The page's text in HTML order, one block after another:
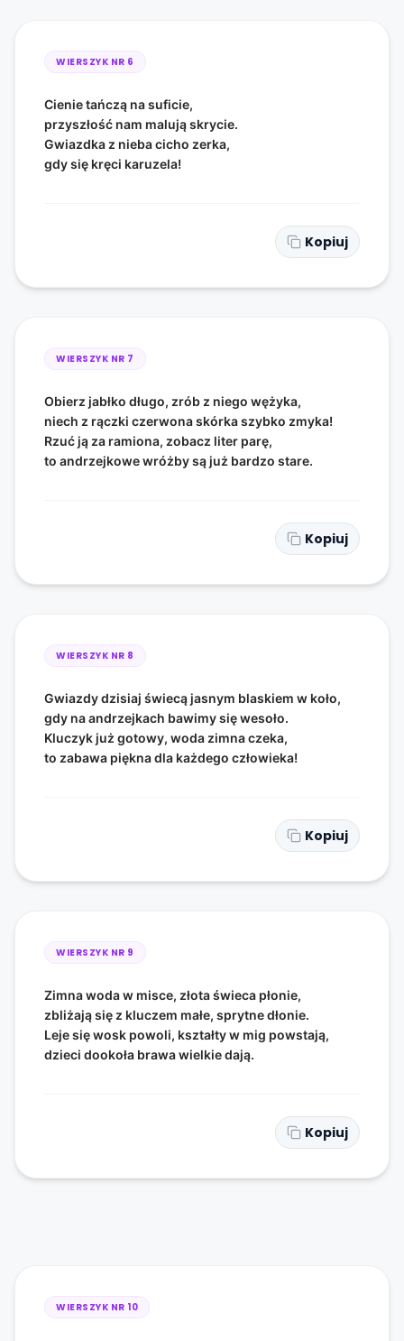
WIERSZYK NR 6
Cienie tańczą na suficie,
przyszłość nam malują skrycie.
Gwiazdka z nieba cicho zerka,
gdy się kręci karuzela!
Kopiuj
WIERSZYK NR 7
Obierz jabłko długo, zrób z niego wężyka,
niech z rączki czerwona skórka szybko zmyka!
Rzuć ją za ramiona, zobacz liter parę,
to andrzejkowe wróżby są już bardzo stare.
Kopiuj
WIERSZYK NR 8
Gwiazdy dzisiaj świecą jasnym blaskiem w koło,
gdy na andrzejkach bawimy się wesoło.
Kluczyk już gotowy, woda zimna czeka,
to zabawa piękna dla każdego człowieka!
Kopiuj
WIERSZYK NR 9
Zimna woda w misce, złota świeca płonie,
zbliżają się z kluczem małe, sprytne dłonie.
Leje się wosk powoli, kształty w mig powstają,
dzieci dookoła brawa wielkie dają.
Kopiuj
WIERSZYK NR 10